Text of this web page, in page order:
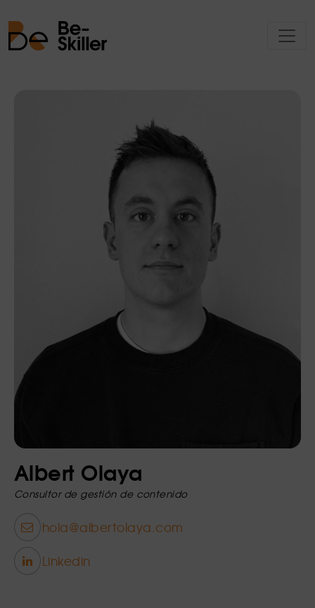
Albert Olaya
Consultor de gestión de contenido
hola@albertolaya.com
Linkedin